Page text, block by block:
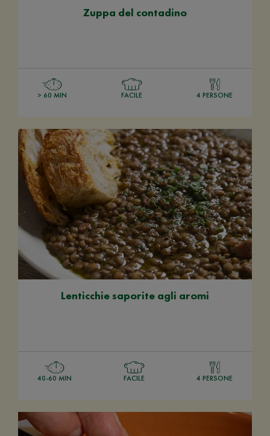
Zuppa del contadino
> 60 MIN FACILE 4 PERSONE
Lenticchie saporite agli aromi
40-60 MIN FACILE 4 PERSONE